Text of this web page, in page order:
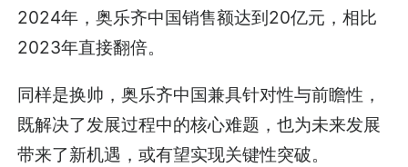
2024年，奥乐齐中国销售额达到20亿元，相比
2023年直接翻倍。
同样是换帅，奥乐齐中国兼具针对性与前瞻性，
既解决了发展过程中的核心难题，也为未来发展
带来了新机遇，或有望实现关键性突破。